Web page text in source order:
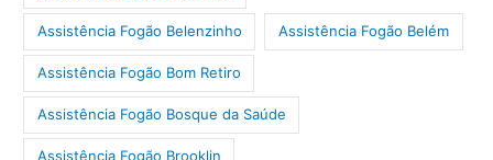
Assistência Fogão Belenzinho Assistência Fogão Belém
Assistência Fogão Bom Retiro
Assistência Fogão Bosque da Saúde
Assistência Fogão Brooklin